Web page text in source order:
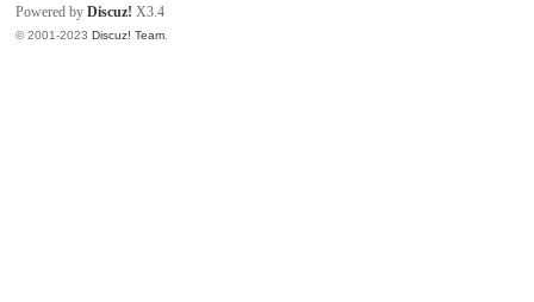
Powered byDiscuz! X3.4
© 2001-2023Discuz! Team